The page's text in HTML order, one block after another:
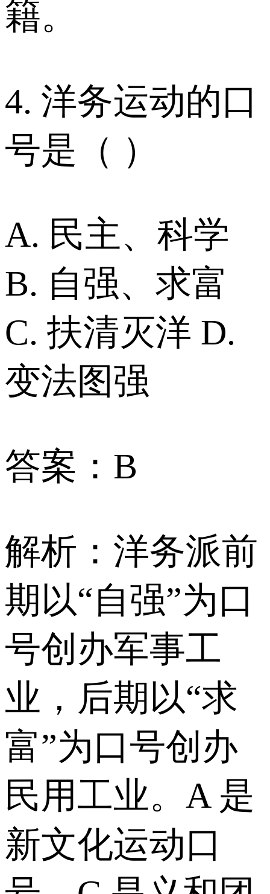
籍。
4. 洋务运动的口
号是（ ）
A. 民主、科学
B. 自强、求富
C. 扶清灭洋 D.
变法图强
答案：B
解析：洋务派前
期以“自强”为口
号创办军事工
业，后期以“求
富”为口号创办
民用工业。A 是
新文化运动口